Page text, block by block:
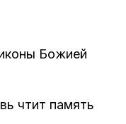
Божией
чтит память